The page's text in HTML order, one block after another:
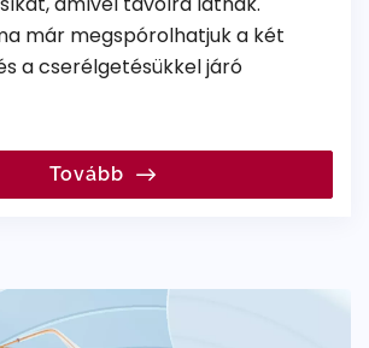
már megspórolhatjuk a két
a cserélgetésükkel járó
Tovább